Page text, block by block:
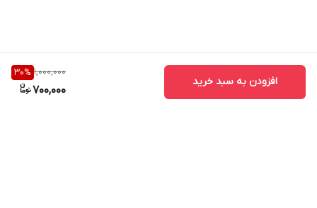
1,000,000
30%
700,000
افزودن به سبد خرید